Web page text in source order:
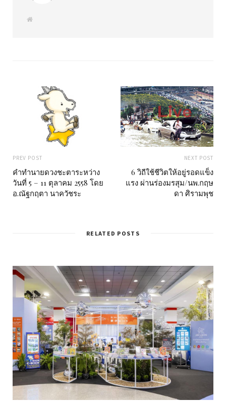
W
PREV POST
คำทำนายดวงชะตาระหว่าง
วันที่ 5 – 11 ตุลาคม 2558 โดย
อ.ณัฐกฤตา นาควัชระ
NEXT POST
6 วิถีใช้ชีวิตให้อยู่รอดแข็ง
แรง ผ่านร่องมรสุม/นพ.กฤษ
ดา ศิรามพุช
RELATED POSTS